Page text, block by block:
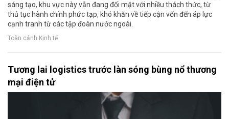
sáng tạo, khu vực này vẫn đang đối mặt với nhiều thách thức, từ
thủ tục hành chính phức tạp, khó khăn về tiếp cận vốn đến áp lực
cạnh tranh từ các tập đoàn nước ngoài.
Toàn cảnh Kinh tế
Tương lai logistics trước làn sóng bùng nổ thương
mại điện tử